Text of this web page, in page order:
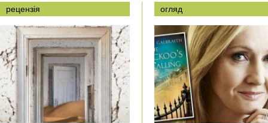
рецензія огляд